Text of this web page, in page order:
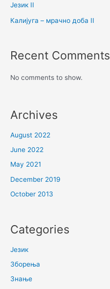
Језик II
Калијуга – мрачно доба II
Recent Comments
No comments to show.
Archives
August 2022
June 2022
May 2021
December 2019
October 2013
Categories
Језик
Зборења
Знање